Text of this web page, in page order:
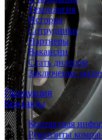
Технология
История
Сотрудники
Партнеры
Вакансии
Стать дилером
Заключение
Продукция
Контакты
Контактная
Реквизиты